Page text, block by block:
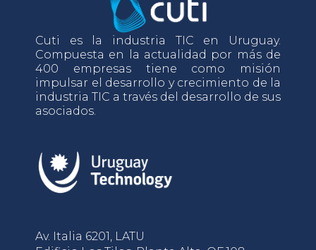
Cuti es la industria TIC en Uruguay.
Compuesta en la actualidad por más de
400 empresas tiene como misión
impulsar el desarrollo y crecimiento de la
industria TIC a través del desarrollo de sus
asociados.
Av. Italia 6201, LATU